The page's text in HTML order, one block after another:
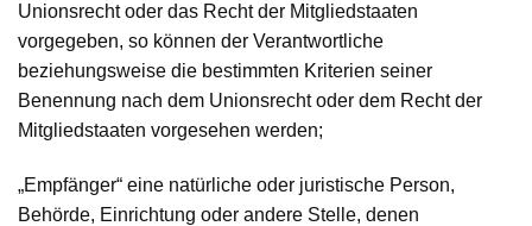
Unionsrecht oder das Recht der Mitgliedstaaten
vorgegeben, so können der Verantwortliche
beziehungsweise die bestimmten Kriterien seiner
Benennung nach dem Unionsrecht oder dem Recht der
Mitgliedstaaten vorgesehen werden;
„Empfänger“ eine natürliche oder juristische Person,
Behörde, Einrichtung oder andere Stelle, denen